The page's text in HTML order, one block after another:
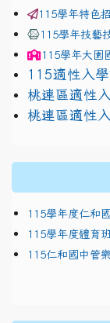
115學年特色
115學年技藝
115學年大園
115適性入學
link to
桃連區適性
link to
桃連區適性
115學年度仁和
115學年度體育
115仁和國中管